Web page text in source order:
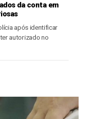
da conta em
após identificar
autorizado no